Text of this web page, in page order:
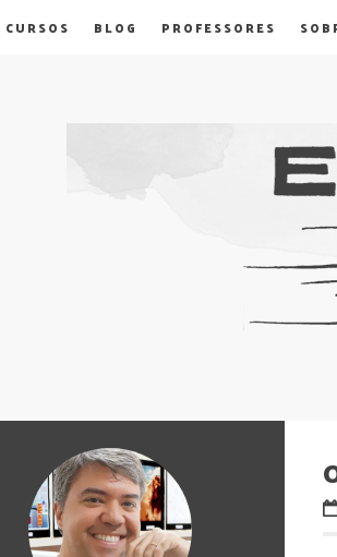
CURSOS BLOG PROFESSORES